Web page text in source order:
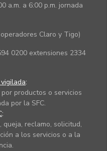
a.m. a 6:00 p.m. jornada
Claro y Tigo)
0200 extensiones 2334
:
productos o servicios
por la SFC.
:
reclamo, solicitud,
a los servicios o a la